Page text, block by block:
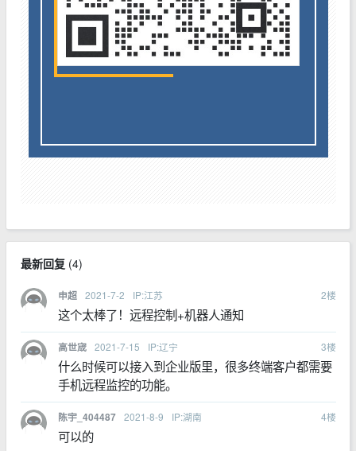
最新回复(4)
申超 2021-7-2 IP:江苏 2楼
这个太棒了！远程控制+机器人通知
高世宬 2021-7-15 IP:辽宁 3楼
什么时候可以接入到企业版里，很多终端客户都需要
手机远程监控的功能。
陈宇_404487 2021-8-9 IP:湖南 4楼
可以的